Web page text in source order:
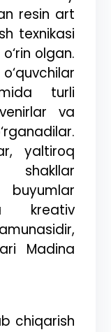
resin art
texnikasi
olgan.
turli
va
yaltiroq
buyumlar
kreativ
Madina
chiqarish